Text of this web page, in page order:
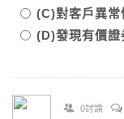
(C)對客戶異常
(D)發現有價證
0討論